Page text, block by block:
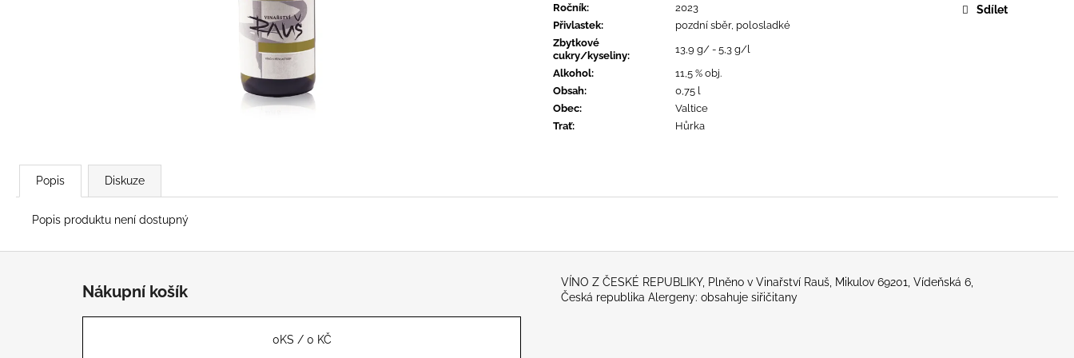
Ročník:
2023
Přivlastek:
pozdní sběr, polosladké
Zbytkové
cukry/kyseliny:
13,9 g/ - 5,3 g/l
Alkohol:
11,5 % obj.
Obsah:
0,75 l
Obec:
Valtice
Trať: Hůrka
Sdílet
Popis Diskuze
Popis produktu není dostupný
Nákupní košík
0KS / 0 KČ
VÍNO Z ČESKÉ REPUBLIKY, Plněno v Vinařství Rauš, Mikulov 69201, Vídeňská 6,
Česká republika Alergeny: obsahuje siřičitany